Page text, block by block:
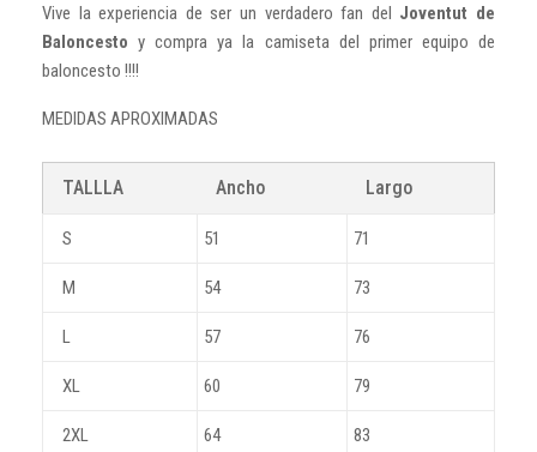
Vive la experiencia de ser un verdadero fan del Joventut de
Baloncesto y compra ya la camiseta del primer equipo de
baloncesto !!!!
MEDIDAS APROXIMADAS
TALLLA Ancho Largo
S 51 71
M 54 73
L 57 76
XL 60 79
2XL 64 83